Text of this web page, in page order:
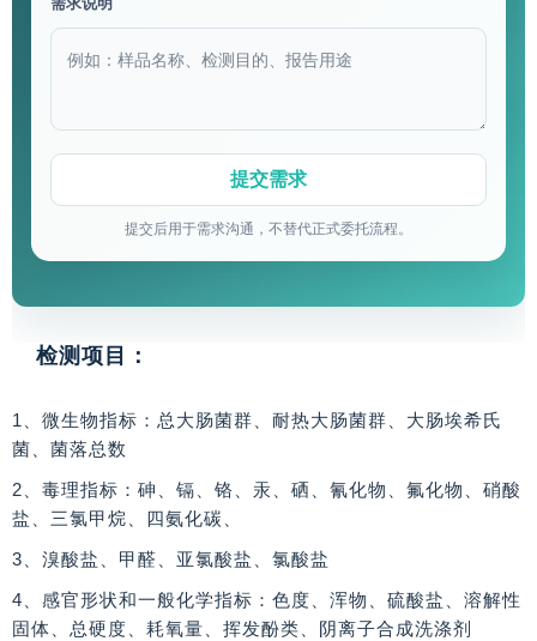
提交后用于需求沟通，不替代正式委托流程。
检测项目：
1、微生物指标：总大肠菌群、耐热大肠菌群、大肠埃希氏
菌、菌落总数
2、毒理指标：砷、镉、铬、汞、硒、氰化物、氟化物、硝酸
盐、三氯甲烷、四氨化碳、
3、溴酸盐、甲醛、亚氯酸盐、氯酸盐
4、感官形状和一般化学指标：色度、浑物、硫酸盐、溶解性
固体、总硬度、耗氧量、挥发酚类、阴离子合成洗涤剂